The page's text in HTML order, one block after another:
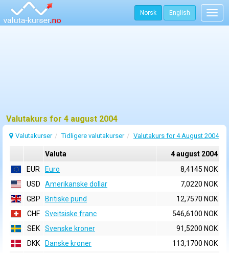
Norsk English
Valutakurs for 4 august 2004
Valutakurser Tidligere valutakurser Valutakurs for 4 August 2004
Valuta
4 august 2004
EUR
Euro
8,4145 NOK
USD
Amerikanske dollar
7,0220 NOK
GBP
Britiske pund
12,7570 NOK
CHF
Sveitsiske franc
546,6100 NOK
SEK
Svenske kroner
91,5200 NOK
DKK
Danske kroner
113,1700 NOK